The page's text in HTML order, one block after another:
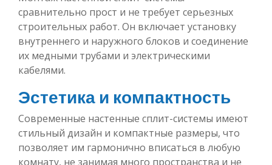
сравнительно прост и не требует серьезных
строительных работ. Он включает установку
внутреннего и наружного блоков и соединение
их медными трубами и электрическими
кабелями.
Эстетика и компактность
Современные настенные сплит-системы имеют
стильный дизайн и компактные размеры, что
позволяет им гармонично вписаться в любую
комнату, не занимая много пространства и не